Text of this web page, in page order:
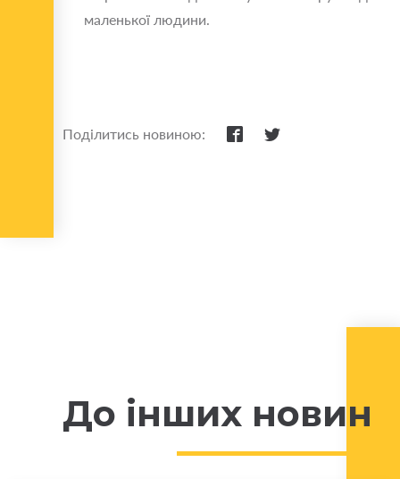
маленької людини.
Поділитись новиною:
До інших новин